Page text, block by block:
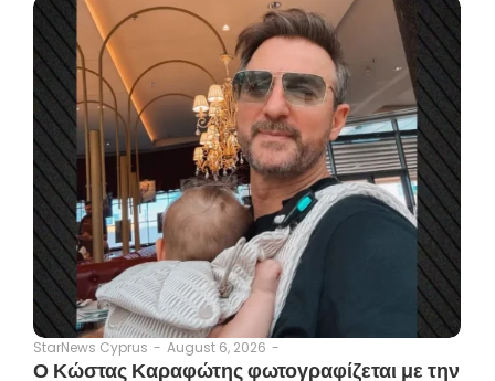
StarNews Cyprus - August 6, 2026 -
Ο Κώστας Καραφώτης φωτογραφίζεται με την